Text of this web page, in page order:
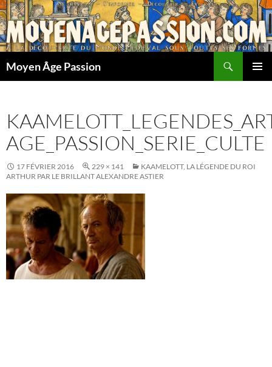
Aller
au
contenu
Moyen Âge Passion
AGE_PASSION_SERIE_CULTE
17 FÉVRIER 2016 229 × 141
KAAMELOTT, LA LÉGENDE DU ROI
ARTHUR PAR LE BRILLANT ALEXANDRE ASTIER